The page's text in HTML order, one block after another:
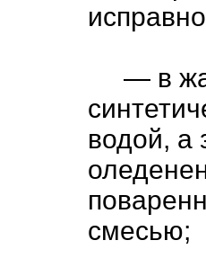
— в
водой, а
смесью;